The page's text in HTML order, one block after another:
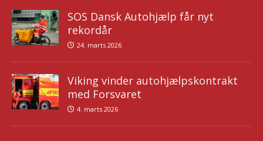
SOS Dansk Autohjælp får nyt
rekordår
24. marts 2026
Viking vinder autohjælpskontrakt
med Forsvaret
4. marts 2026